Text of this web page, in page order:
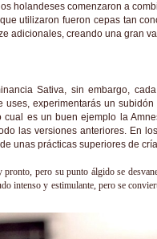
holandeses comenzaron a
utilizaron fueron cepas tan
adicionales, creando una gran
Sativa, sin embargo,
experimentarás un
es un buen ejemplo la
las versiones anteriores. En
unas prácticas superiores de cría.
pero su punto álgido se
intenso y estimulante, pero se